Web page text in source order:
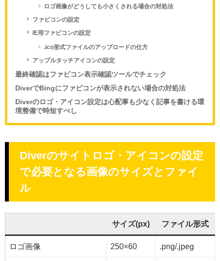
ロゴ画像がどうしても小さくされる場合の対処法
ファビコンの設定
IE用ファビコンの設定
.ico形式ファイルのアップロードの仕方
アップルタッチアイコンの設定
最終確認はファビコン表示確認ツールでチェック
DiverでBingにファビコンが表示されない場合の対処法
Diverのロゴ・アイコン設定は心配事も少なく記事を書ける環
境整備で時短すべし
Diverのサイトロゴ・アイコンの設定
で必要となる画像のサイズとファイ
ル
サイズ(px) ファイル形式
ロゴ画像 250×60 .png/.jpeg